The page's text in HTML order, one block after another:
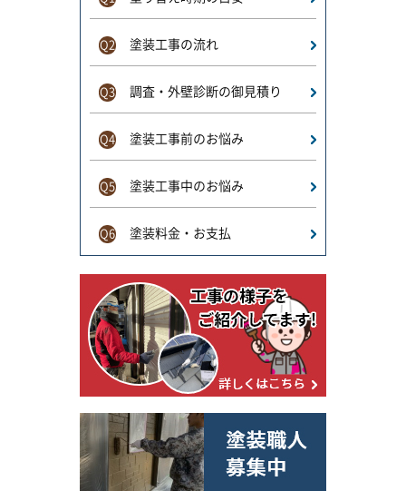
Q2 塗装工事の流れ
Q3 調査・外壁診断の御見積り
Q4 塗装工事前のお悩み
Q5 塗装工事中のお悩み
Q6 塗装料金・お支払